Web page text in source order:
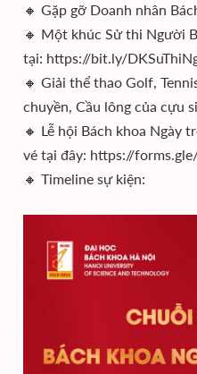
🔸 Gặp gỡ Doanh nhân
🔸 Một khúc Sử thi Người
tại: https://bit.ly/
🔸 Giải thể thao Golf,
chuyền, Cầu lông của cựu
🔸 Lễ hội Bách khoa Ngày
vé tại đây: https://
🔸 Timeline sự kiện: